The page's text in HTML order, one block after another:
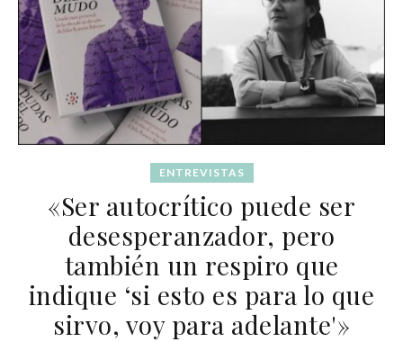
ENTREVISTAS
«Ser autocrítico puede ser
desesperanzador, pero
también un respiro que
indique ‘si esto es para lo que
sirvo, voy para adelante'»